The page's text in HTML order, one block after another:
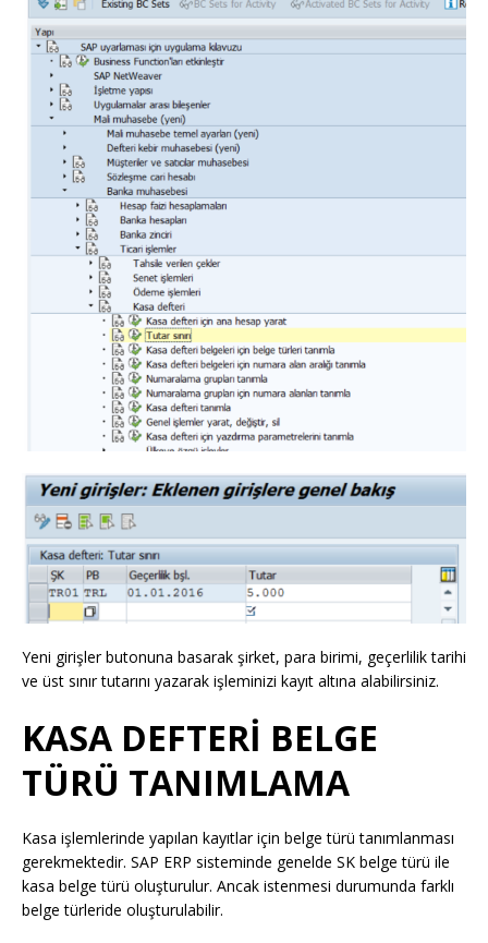
Yeni girişler butonuna basarak şirket, para birimi, geçerlilik tarihi
ve üst sınır tutarını yazarak işleminizi kayıt altına alabilirsiniz.
KASA DEFTERİ BELGE
TÜRÜ TANIMLAMA
Kasa işlemlerinde yapılan kayıtlar için belge türü tanımlanması
gerekmektedir. SAP ERP sisteminde genelde SK belge türü ile
kasa belge türü oluşturulur. Ancak istenmesi durumunda farklı
belge türleride oluşturulabilir.